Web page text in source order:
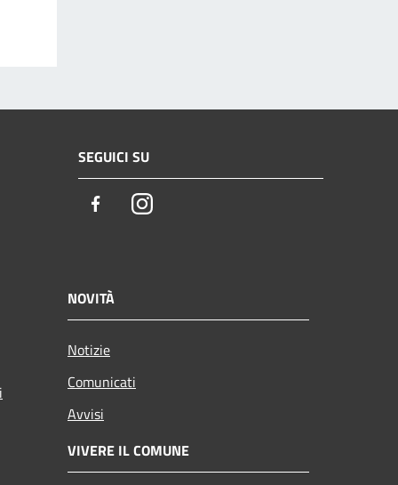
SEGUICI SU
FacebookInstagram
NOVITÀ
Notizie
Comunicati
Avvisi
VIVERE IL COMUNE